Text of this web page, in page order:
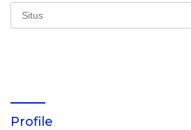
Profile